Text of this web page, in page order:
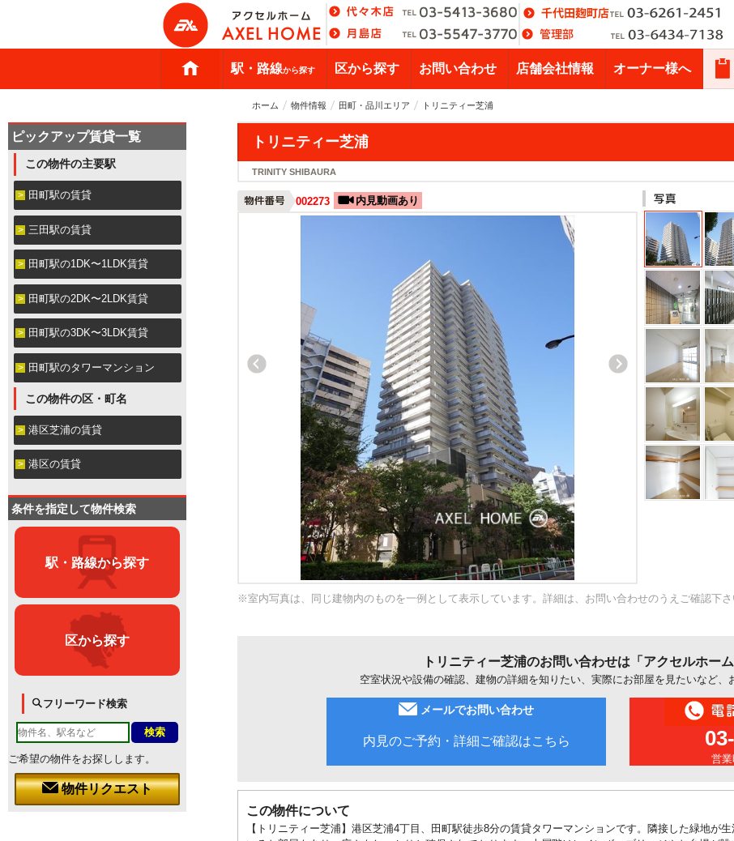
駅・路線から探す 区から探す お問い合わせ 店舗会社情報 オーナー様へ
ホーム 物件情報 田町・品川エリア トリニティー芝浦
トリニティー芝浦
TRINITY SHIBAURA
002273 内見動画あり
※室内写真は、同じ建物内のものを一例として表示しています。詳細は、お問い合わせのうえご確認下さ
トリニティー芝浦のお問い合わせは「アクセルホー
空室状況や設備の確認、建物の詳細を知りたい、実際にお部屋を見たいなど、
メールでお問い合わせ
内見のご予約・詳細ご確認はこちら
営
この物件について
【トリニティー芝浦】港区芝浦4丁目、田町駅徒歩8分の賃貸タワーマンションです。隣接した緑地が
ピックアップ賃貸一覧
この物件の主要駅
田町駅の賃貸
三田駅の賃貸
田町駅の1DK〜1LDK賃貸
田町駅の2DK〜2LDK賃貸
田町駅の3DK〜3LDK賃貸
田町駅のタワーマンション
この物件の区・町名
港区芝浦の賃貸
港区の賃貸
条件を指定して物件検索
駅・路線から探す
区から探す
フリーワード検索
ご希望の物件をお探しします。
物件リクエスト